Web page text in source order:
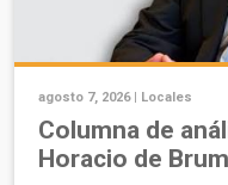
agosto 7, 2026 | Locales
Columna de
Horacio de Brum